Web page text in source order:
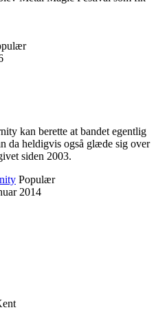
kan berette at bandet egentlig
da heldigvis også glæde sig over
siden 2003.
Populær
2014